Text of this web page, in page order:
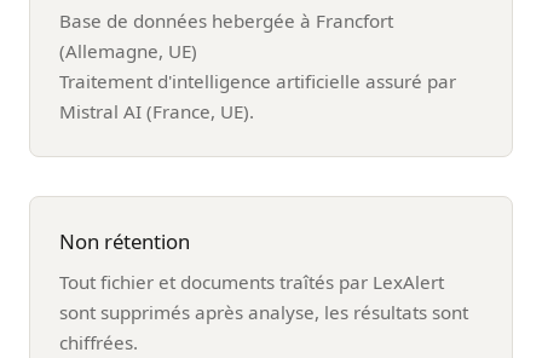
Base de données hebergée à Francfort
(Allemagne, UE)
Traitement d'intelligence artificielle assuré par
Mistral AI (France, UE).
Non rétention
Tout fichier et documents traîtés par LexAlert
sont supprimés après analyse, les résultats sont
chiffrées.